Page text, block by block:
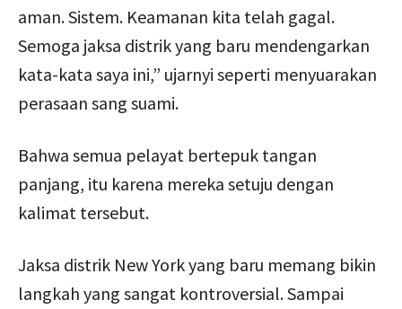
aman. Sistem. Keamanan kita telah gagal.
Semoga jaksa distrik yang baru mendengarkan
kata-kata saya ini,” ujarnyi seperti menyuarakan
perasaan sang suami.
Bahwa semua pelayat bertepuk tangan
panjang, itu karena mereka setuju dengan
kalimat tersebut.
Jaksa distrik New York yang baru memang bikin
langkah yang sangat kontroversial. Sampai